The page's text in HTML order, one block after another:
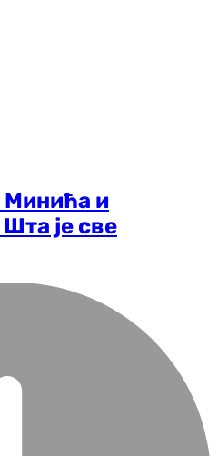
и
је све